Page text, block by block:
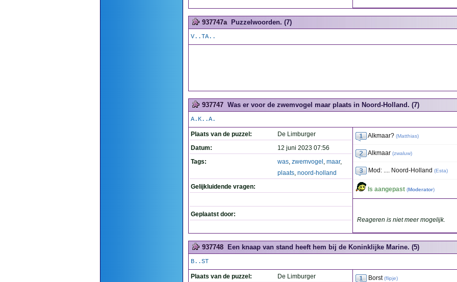
937747a Puzzelwoorden. (7)
V..TA..
937747 Was er voor de zwemvogel maar plaats in Noord-Holland. (7)
A.K..A.
Plaats van de puzzel:
De Limburger
Datum:
12 juni 2023 07:56
Tags:
was, zwemvogel , maar,
plaats, noord-holland
Gelijkluidende vragen:
Geplaatst door:
Alkmaar? (Matthias)
Alkmaar (zwaluw)
Mod: .... Noord-Holland (Esta)
Is aangepast (Moderator)
Reageren is niet meer mogelijk.
937748 Een knaap van stand heeft hem bij de Koninklijke Marine. (5)
B..ST
Plaats van de puzzel:
De Limburger
Borst (flipje)